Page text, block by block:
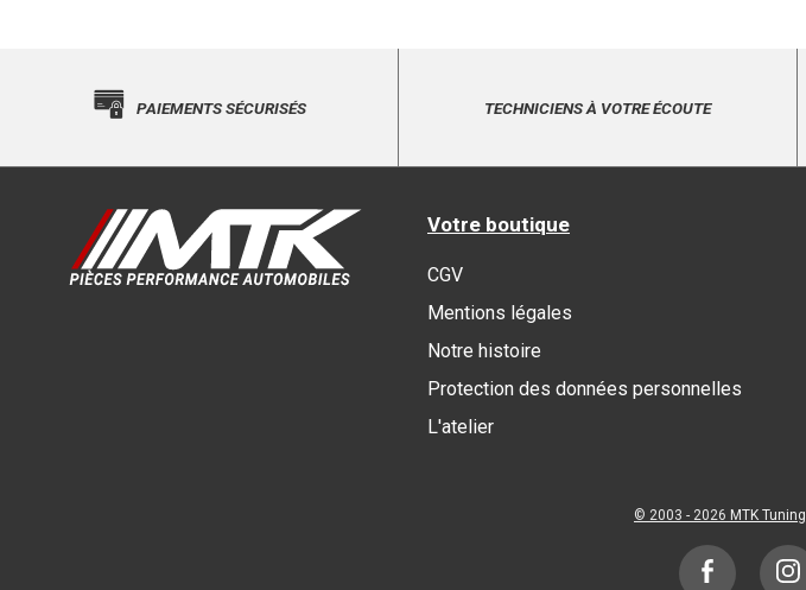
PAIEMENTS SÉCURISÉS TECHNICIENS À VOTRE ÉCOUTE
Votre boutique
CGV
Mentions légales
Notre histoire
Protection des données personnelles
L'atelier
© 2003 - 2026 MTK Tuning